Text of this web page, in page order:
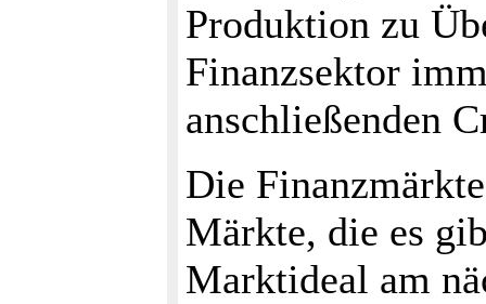
Produktion zu
Finanzsektor
anschließenden
Die
Märkte, die es
Marktideal am